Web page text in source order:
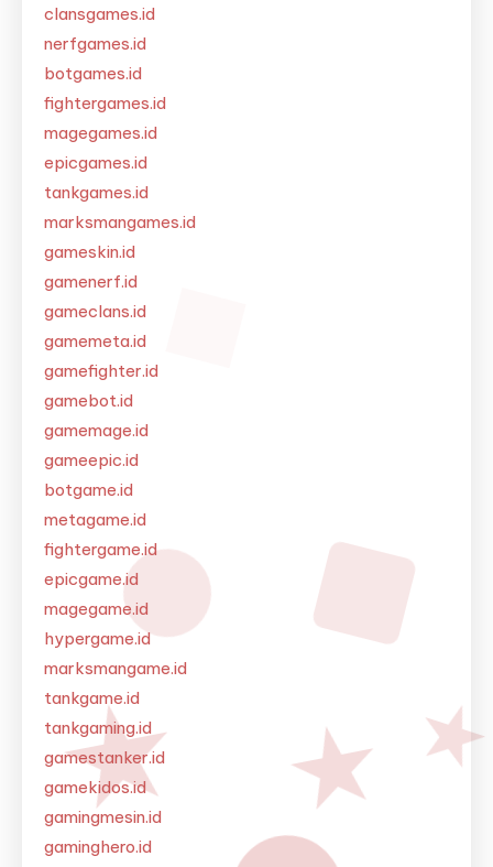
clansgames.id
nerfgames.id
botgames.id
fightergames.id
magegames.id
epicgames.id
tankgames.id
marksmangames.id
gameskin.id
gamenerf.id
gameclans.id
gamemeta.id
gamefighter.id
gamebot.id
gamemage.id
gameepic.id
botgame.id
metagame.id
fightergame.id
epicgame.id
magegame.id
hypergame.id
marksmangame.id
tankgame.id
tankgaming.id
gamestanker.id
gamekidos.id
gamingmesin.id
gaminghero.id